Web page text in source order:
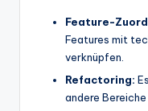
Feature-
Features mit
verknüpfen.
Refactoring:
andere